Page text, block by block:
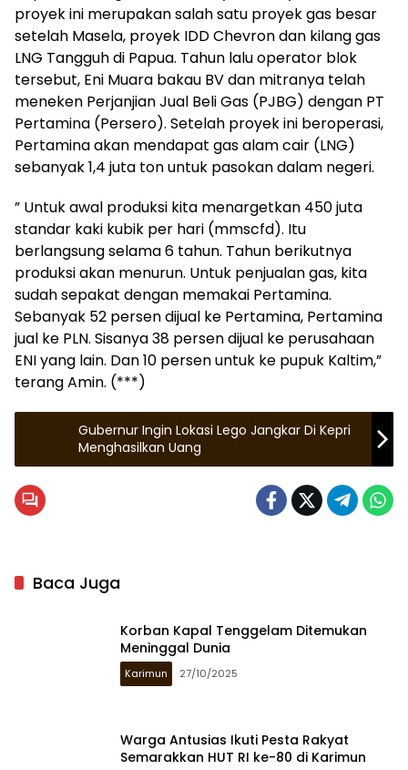
proyek ini merupakan salah satu proyek gas besar
setelah Masela, proyek IDD Chevron dan kilang gas
LNG Tangguh di Papua. Tahun lalu operator blok
tersebut, Eni Muara bakau BV dan mitranya telah
meneken Perjanjian Jual Beli Gas (PJBG) dengan PT
Pertamina (Persero). Setelah proyek ini beroperasi,
Pertamina akan mendapat gas alam cair (LNG)
sebanyak 1,4 juta ton untuk pasokan dalam negeri.
” Untuk awal produksi kita menargetkan 450 juta
standar kaki kubik per hari (mmscfd). Itu
berlangsung selama 6 tahun. Tahun berikutnya
produksi akan menurun. Untuk penjualan gas, kita
sudah sepakat dengan memakai Pertamina.
Sebanyak 52 persen dijual ke Pertamina, Pertamina
jual ke PLN. Sisanya 38 persen dijual ke perusahaan
ENI yang lain. Dan 10 persen untuk ke pupuk Kaltim,”
terang Amin. (***)
Gubernur Ingin Lokasi Lego Jangkar Di Kepri
Menghasilkan Uang
Baca Juga
Korban Kapal Tenggelam Ditemukan
Meninggal Dunia
Karimun 27/10/2025
Warga Antusias Ikuti Pesta Rakyat
Semarakkan HUT RI ke-80 di Karimun